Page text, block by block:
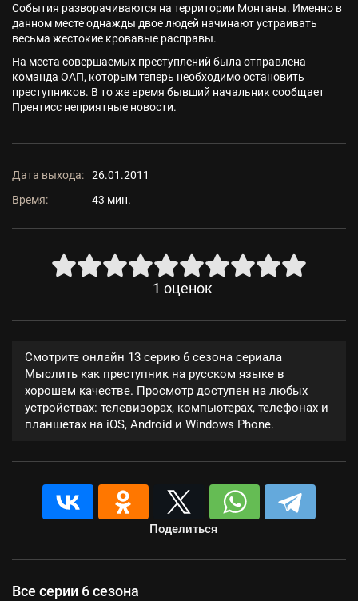
События разворачиваются на территории Монтаны. Именно в
данном месте однажды двое людей начинают устраивать
весьма жестокие кровавые расправы.
На места совершаемых преступлений была отправлена
команда ОАП, которым теперь необходимо остановить
преступников. В то же время бывший начальник сообщает
Прентисс неприятные новости.
Дата выхода:
26.01.2011
Время:
43 мин.
1 оценок
Смотрите онлайн 13 серию 6 сезона сериала
Мыслить как преступник на русском языке в
хорошем качестве. Просмотр доступен на любых
устройствах: телевизорах, компьютерах, телефонах и
планшетах на iOS, Android и Windows Phone.
Поделиться
Все серии 6 сезона